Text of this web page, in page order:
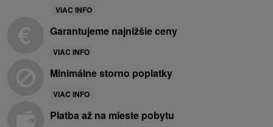
VIAC INFO
Garantujeme najnižšie ceny
VIAC INFO
Minimálne storno poplatky
VIAC INFO
Platba až na mieste pobytu